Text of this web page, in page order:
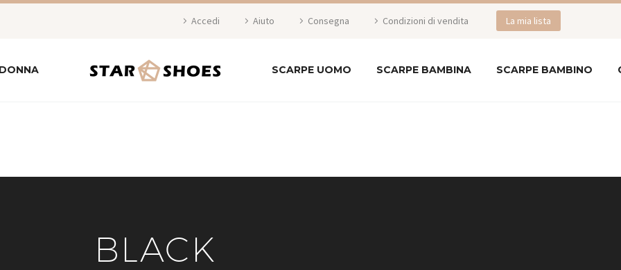
Accedi Aiuto Consegna Condizioni di vendita La mia lista
SCARPE UOMO SCARPE BAMBINA SCARPE BAMBINO
BLACK